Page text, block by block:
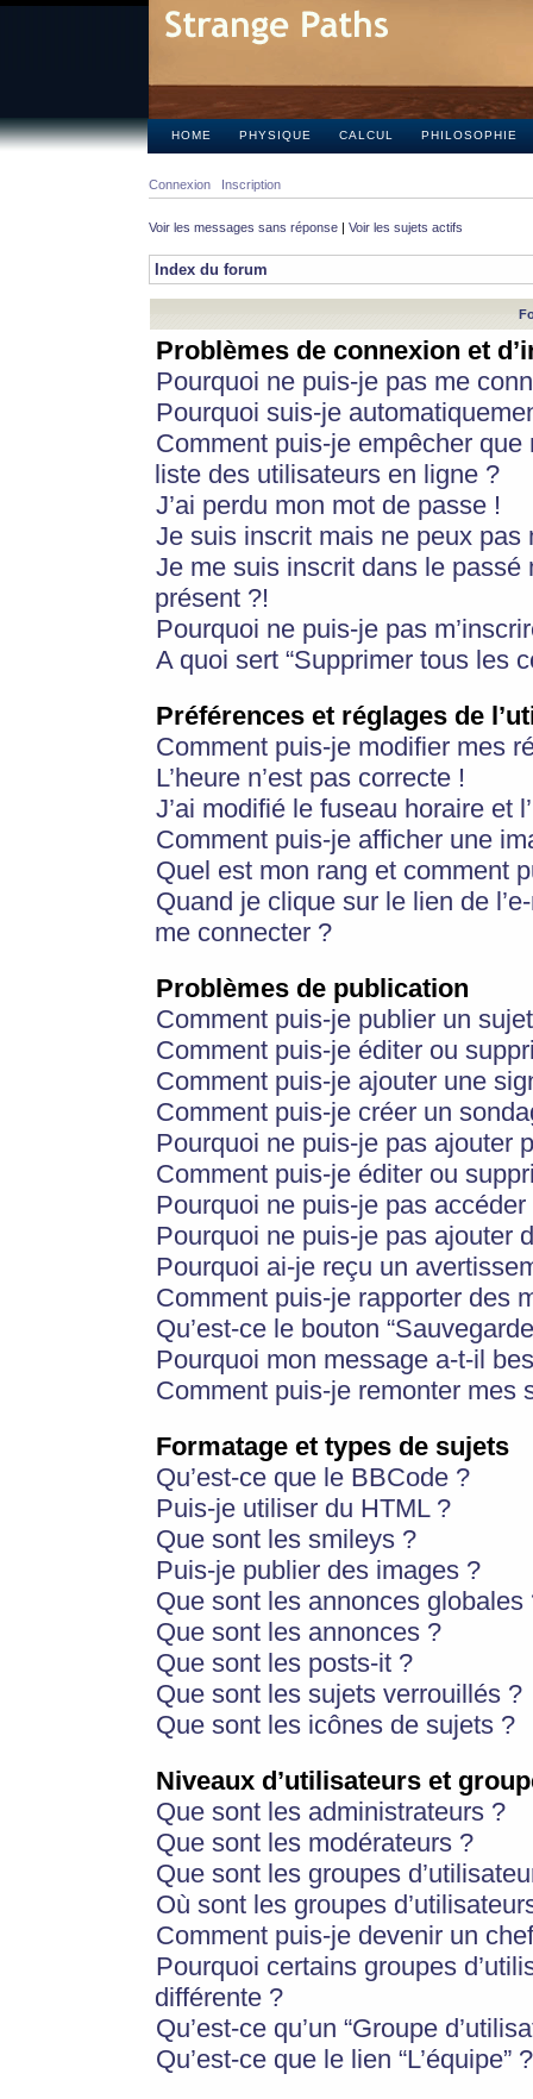
HOME PHYSIQUE CALCUL PHILOSOPHIE
Connexion Inscription
Voir les messages sans réponse | Voir les sujets actifs
Index du forum
Problèmes de connexion et
Pourquoi ne puis-je pas me
Pourquoi suis-je
Comment puis-je empêcher
liste des utilisateurs en ligne ?
J’ai perdu mon mot de passe !
Je suis inscrit mais ne peux pas
Je me suis inscrit dans le
présent ?!
Pourquoi ne puis-je pas
A quoi sert “Supprimer tous les
Préférences et réglages de
Comment puis-je modifier mes
L’heure n’est pas correcte !
J’ai modifié le fuseau horaire et
Comment puis-je afficher une
Quel est mon rang et comment
Quand je clique sur le lien de
me connecter ?
Problèmes de publication
Comment puis-je publier un
Comment puis-je éditer ou
Comment puis-je ajouter une
Comment puis-je créer un
Pourquoi ne puis-je pas ajouter
Comment puis-je éditer ou
Pourquoi ne puis-je pas
Pourquoi ne puis-je pas ajouter
Pourquoi ai-je reçu un
Comment puis-je rapporter des
Qu’est-ce le bouton
Pourquoi mon message a-t-il
Comment puis-je remonter mes
Formatage et types de sujets
Qu’est-ce que le BBCode ?
Puis-je utiliser du HTML ?
Que sont les smileys ?
Puis-je publier des images ?
Que sont les annonces globales
Que sont les annonces ?
Que sont les posts-it ?
Que sont les sujets verrouillés ?
Que sont les icônes de sujets ?
Niveaux d’utilisateurs et
Que sont les administrateurs ?
Que sont les modérateurs ?
Que sont les groupes
Où sont les groupes
Comment puis-je devenir un
Pourquoi certains groupes
différente ?
Qu’est-ce qu’un “Groupe
Qu’est-ce que le lien “L’équipe” ?